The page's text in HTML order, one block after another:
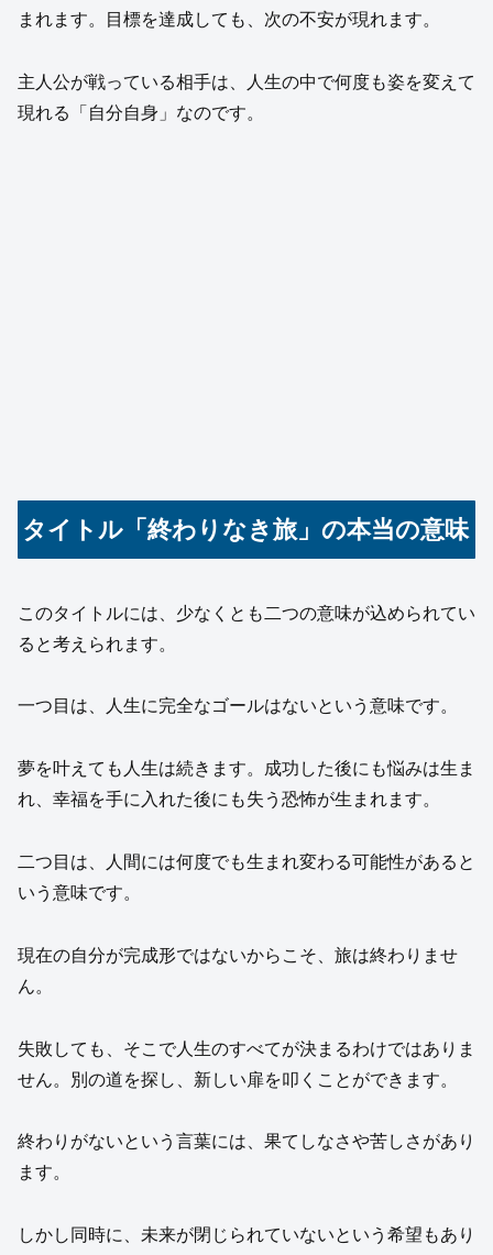
まれます。目標を達成しても、次の不安が現れます。
主人公が戦っている相手は、人生の中で何度も姿を変えて
現れる「自分自身」なのです。
タイトル「終わりなき旅」の本当の意味
このタイトルには、少なくとも二つの意味が込められてい
ると考えられます。
一つ目は、人生に完全なゴールはないという意味です。
夢を叶えても人生は続きます。成功した後にも悩みは生ま
れ、幸福を手に入れた後にも失う恐怖が生まれます。
二つ目は、人間には何度でも生まれ変わる可能性があると
いう意味です。
現在の自分が完成形ではないからこそ、旅は終わりませ
ん。
失敗しても、そこで人生のすべてが決まるわけではありま
せん。別の道を探し、新しい扉を叩くことができます。
終わりがないという言葉には、果てしなさや苦しさがあり
ます。
しかし同時に、未来が閉じられていないという希望もあり